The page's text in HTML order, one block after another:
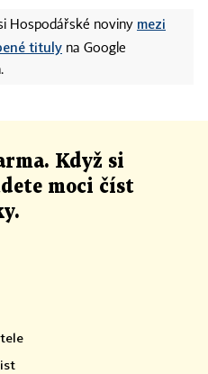
Hospodářské noviny mezi
tituly na Google
Když si
moci číst
.